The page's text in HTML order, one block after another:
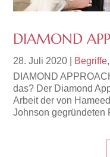
DIAMOND
28. Juli 2020 Begriffe,
DIAMOND
das? Der Diamond
Arbeit der von
Johnson gegründeten